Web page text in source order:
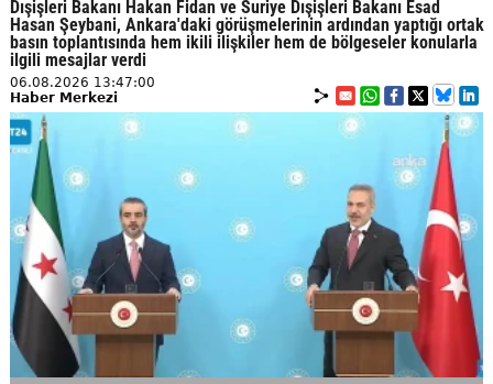
Dışişleri Bakanı Hakan Fidan ve Suriye Dışişleri Bakanı Esad
Hasan Şeybani, Ankara'daki görüşmelerinin ardından yaptığı ortak
basın toplantısında hem ikili ilişkiler hem de bölgeseler konularla
ilgili mesajlar verdi
06.08.2026 13:47:00
Haber Merkezi